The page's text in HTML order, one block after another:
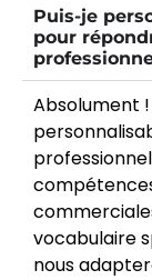
Puis-je
pour
Absolument
vocabulaire
nous